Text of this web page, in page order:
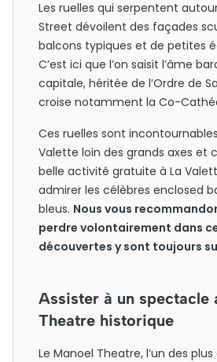
Les ruelles qui serpentent
Street dévoilent des façades
balcons typiques et de petites
C’est ici que l’on saisit l’âme
capitale, héritée de l’Ordre de
croise notamment la Co-
Ces ruelles sont
Valette loin des grands axes et
belle activité gratuite à La
admirer les célèbres enclosed
bleus. Nous vous
perdre volontairement dans
découvertes y sont toujours
Assister à un spectacle
Theatre historique
Le Manoel Theatre, l’un des